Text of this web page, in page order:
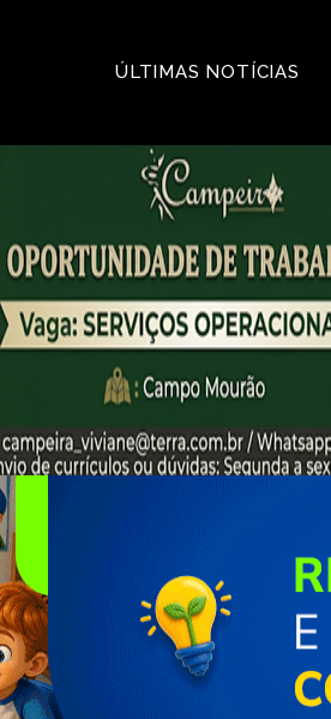
ÚLTIMAS NOTÍCIAS